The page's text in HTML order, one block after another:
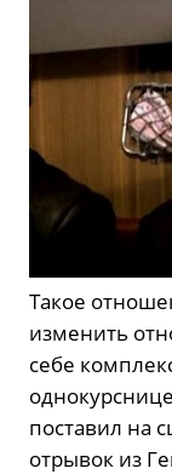
Такое
изменить
себе
поставил на
отрывок из